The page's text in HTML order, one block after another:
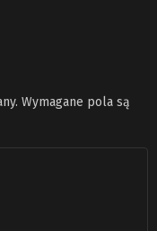
Wymagane pola są